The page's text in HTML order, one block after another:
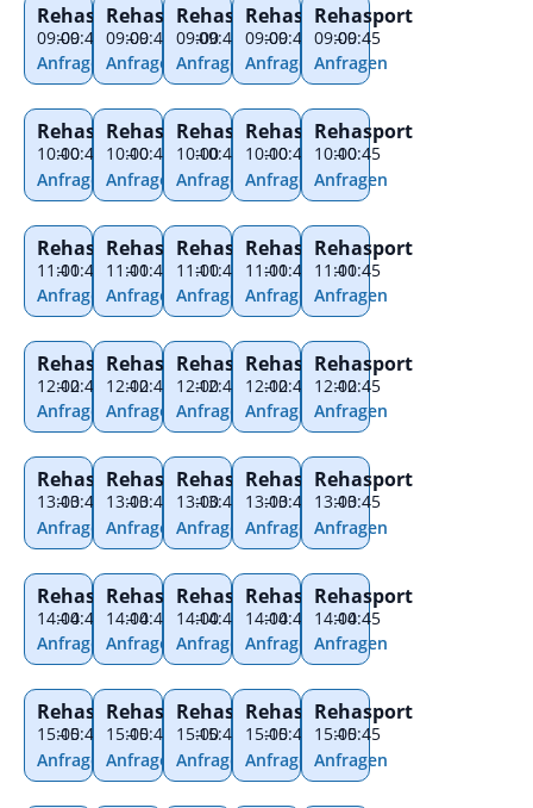
Rehasport
09:00
–09:45
Anfragen
Rehasport
10:00
–10:45
Anfragen
Rehasport
11:00
–11:45
Anfragen
Rehasport
12:00
–12:45
Anfragen
Rehasport
13:00
–13:45
Anfragen
Rehasport
14:00
–14:45
Anfragen
Rehasport
15:00
–15:45
Anfragen
Rehasport
09:00
–09:45
Anfragen
Rehasport
10:00
–10:45
Anfragen
Rehasport
11:00
–11:45
Anfragen
Rehasport
12:00
–12:45
Anfragen
Rehasport
13:00
–13:45
Anfragen
Rehasport
14:00
–14:45
Anfragen
Rehasport
15:00
–15:45
Anfragen
Rehasport
09:00
–09:45
Anfragen
Rehasport
10:00
–10:45
Anfragen
Rehasport
11:00
–11:45
Anfragen
Rehasport
12:00
–12:45
Anfragen
Rehasport
13:00
–13:45
Anfragen
Rehasport
14:00
–14:45
Anfragen
Rehasport
15:00
–15:45
Anfragen
Rehasport
09:00
–09:45
Anfragen
Rehasport
10:00
–10:45
Anfragen
Rehasport
11:00
–11:45
Anfragen
Rehasport
12:00
–12:45
Anfragen
Rehasport
13:00
–13:45
Anfragen
Rehasport
14:00
–14:45
Anfragen
Rehasport
15:00
–15:45
Anfragen
Rehasport
09:00
–09:45
Anfragen
Rehasport
10:00
–10:45
Anfragen
Rehasport
11:00
–11:45
Anfragen
Rehasport
12:00
–12:45
Anfragen
Rehasport
13:00
–13:45
Anfragen
Rehasport
14:00
–14:45
Anfragen
Rehasport
15:00
–15:45
Anfragen